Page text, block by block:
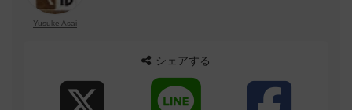
Yusuke Asai
シェアする